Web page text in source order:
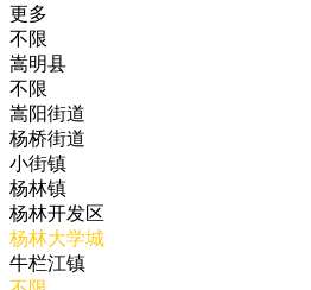
更多
不限
嵩明县
不限
嵩阳街道
杨桥街道
小街镇
杨林镇
杨林开发区
杨林大学城
牛栏江镇